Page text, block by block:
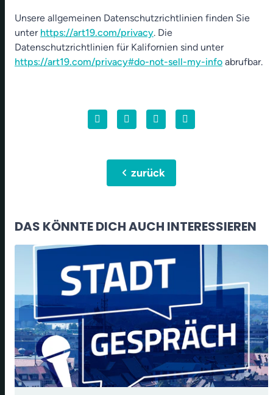
Unsere allgemeinen Datenschutzrichtlinien finden Sie
unter https://art19.com/privacy. Die
Datenschutzrichtlinien für Kalifornien sind unter
https://art19.com/privacy#do-not-sell-my-info abrufbar.
chevron_leftzurück
DAS KÖNNTE DICH AUCH INTERESSIEREN